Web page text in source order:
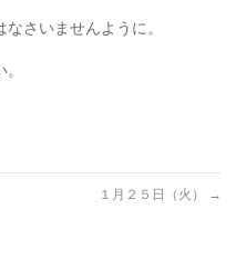
さいませんように。
１月２５日（火） →